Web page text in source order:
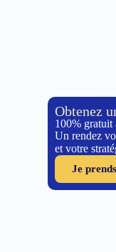
Obtenez
100% gratuit
Un rendez
et votre
Je